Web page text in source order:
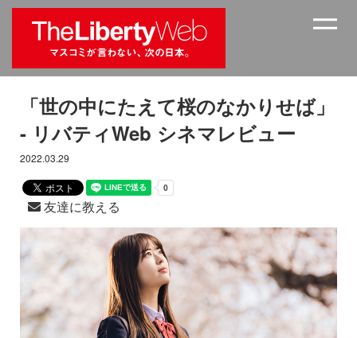
「世の中にたえて桜のなかりせば」
- リバティWeb シネマレビュー
2022.03.29
友達に教える